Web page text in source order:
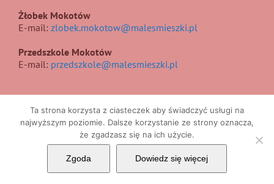
Żłobek Mokotów
E-mail: zlobek.mokotow@malesmieszki.pl
Przedszkole Mokotów
E-mail: przedszkole@malesmieszki.pl
Copyright 2017 | All Rights Reserved | Projekt i wykonanie
Facebook
Ta strona korzysta z ciasteczek aby świadczyć usługi na
najwyższym poziomie. Dalsze korzystanie ze strony oznacza,
że zgadzasz się na ich użycie.
Zgoda Dowiedz się więcej